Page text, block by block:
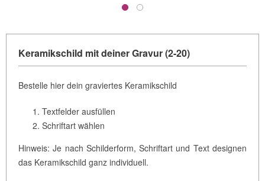
Keramikschild mit deiner Gravur (2-20)
Bestelle hier dein graviertes Keramikschild
Textfelder ausfüllen
Schriftart wählen
Hinweis: Je nach Schilderform, Schriftart und Text designen
das Keramikschild ganz individuell.